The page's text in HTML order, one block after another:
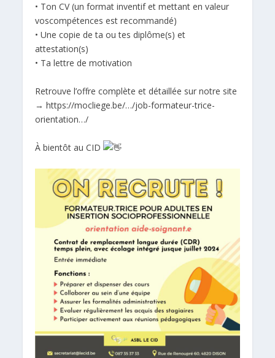
• Ton CV (un format inventif et mettant en valeur
voscompétences est recommandé)
• Une copie de ta ou tes diplôme(s) et
attestation(s)
• Ta lettre de motivation
Retrouve l’offre complète et détaillée sur notre site
→https://mocliege.be/…/job-formateur-trice-
orientation…/
À bientôt au CID